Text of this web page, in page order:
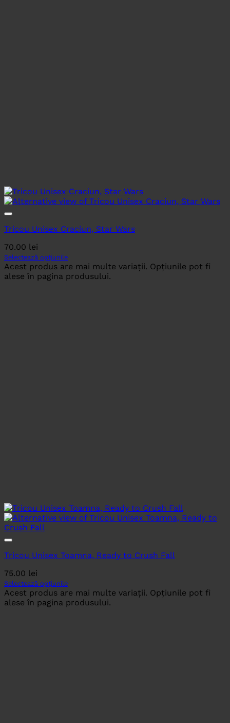
Tricou Unisex Craciun, Star Wars
70.00 lei
Selectează opțiunile
Acest produs are mai multe variații. Opțiunile pot fi
alese în pagina produsului.
Tricou Unisex Toamna, Ready to Crush Fall
75.00 lei
Selectează opțiunile
Acest produs are mai multe variații. Opțiunile pot fi
alese în pagina produsului.